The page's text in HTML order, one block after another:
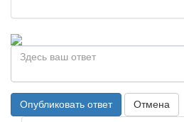
Опубликовать ответ Отмена